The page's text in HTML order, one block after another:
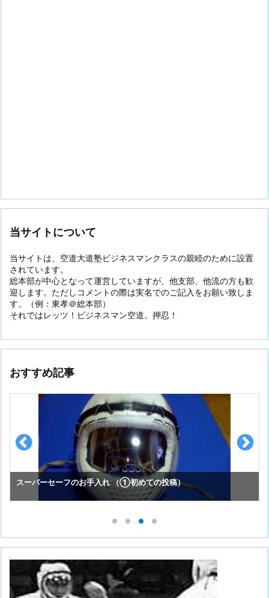
当サイトについて
当サイトは、空道大道塾ビジネスマンクラスの親睦のために設置
されています。
総本部が中心となって運営していますが、他支部、他流の方も歓
迎します。ただしコメントの際は実名でのご記入をお願い致しま
す。（例：東孝＠総本部）
それではレッツ！ビジネスマン空道。押忍！
おすすめ記事
スーパーセーフのお手入れ （①初めての投稿）